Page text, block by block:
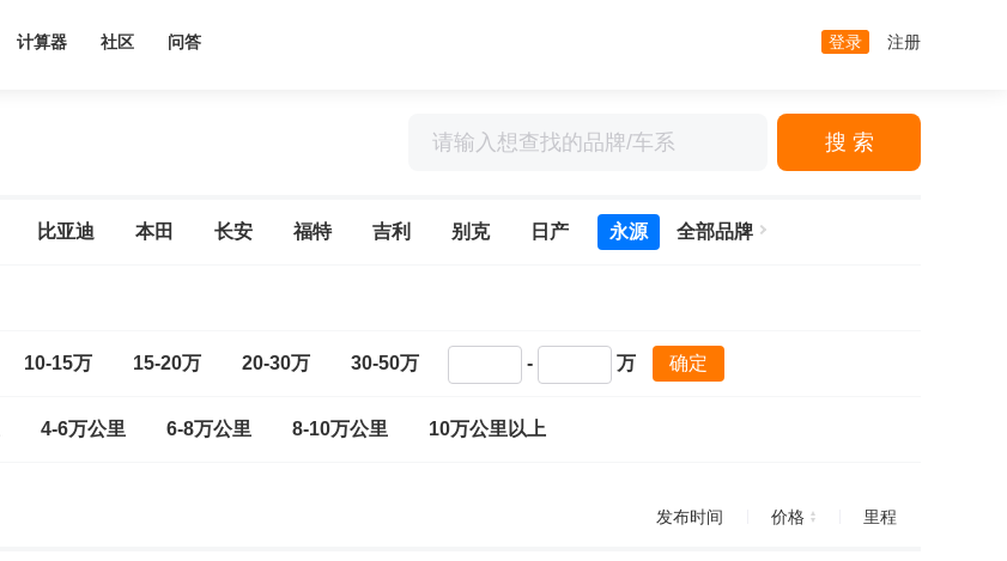
计算器 社区 问答 登录 注册
搜 索
比亚迪 本田 长安 福特 吉利 别克 日产 永源 全部品牌
10-15万 15-20万 20-30万 30-50万 - 万 确定
4-6万公里 6-8万公里 8-10万公里 10万公里以上
发布时间 价格 里程